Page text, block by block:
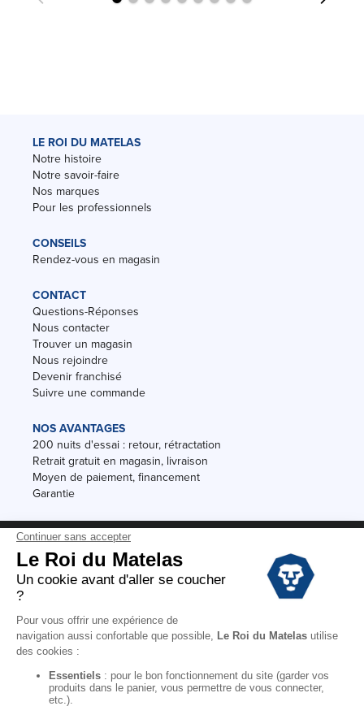
LE ROI DU MATELAS
Notre histoire
Notre savoir-faire
Nos marques
Pour les professionnels
CONSEILS
Rendez-vous en magasin
CONTACT
Questions-Réponses
Nous contacter
Trouver un magasin
Nous rejoindre
Devenir franchisé
Suivre une commande
NOS AVANTAGES
200 nuits d'essai : retour, rétractation
Retrait gratuit en magasin, livraison
Moyen de paiement, financement
Garantie
Conditions des offres
Black Friday
Destockage
Conditions Générales de vente magasin
Mentions Légales
Données personnelles